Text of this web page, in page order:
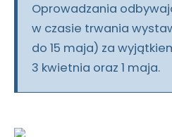
Oprowadzania
w czasie trwania
do 15 maja) za
3 kwietnia oraz 1 maja.